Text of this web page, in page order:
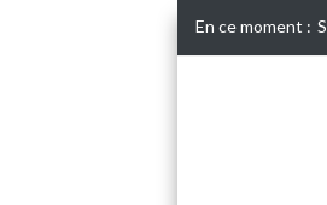
En ce moment :